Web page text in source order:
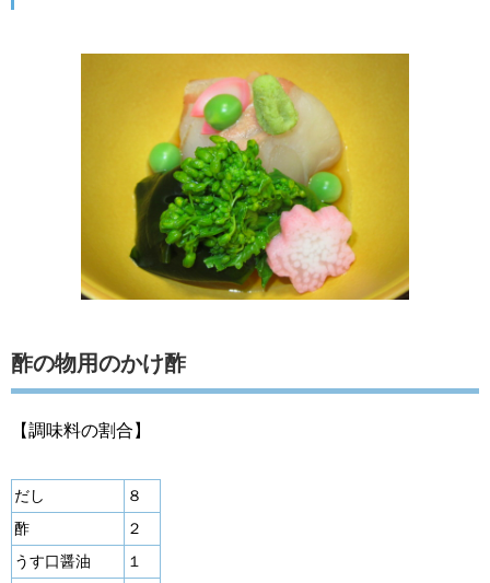
酢の物用のかけ酢
【調味料の割合】
だし
８
酢
２
うす口醤油
１